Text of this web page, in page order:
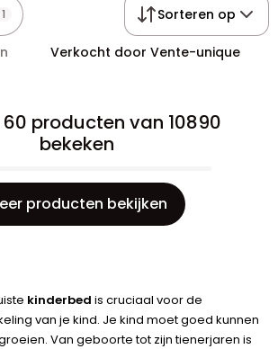
1 Sorteren op
Verkocht door Vente-unique
producten van 10890
bekeken
producten bekijken
kinderbed is cruciaal voor de
van je kind. Je kind moet goed kunnen
Van geboorte tot zijn tienerjaren is